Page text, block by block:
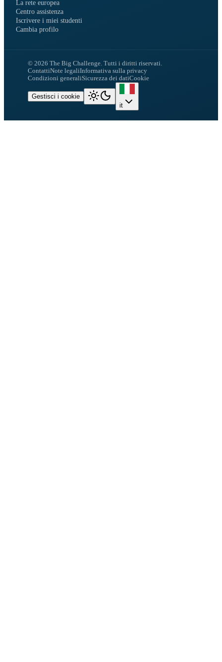
La rete europea
Centro assistenza
Iscrivere i miei studenti
Cambia profilo
© 2026 The Big Challenge. Tutti i diritti riservati.
ContattiNote legaliInformativa sulla privacy
Condizioni generaliSicurezza dei datiCookie
Gestisci i cookie
it